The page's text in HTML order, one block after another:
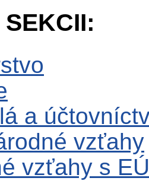
a
vzťahy
vzťahy s EÚ